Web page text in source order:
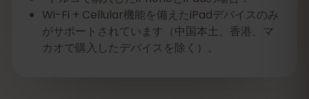
Wi-Fi + Cellular機能を備えたiPadデバイスのみ
がサポートされています（中国本土、香港、マ
カオで購入したデバイスを除く）。